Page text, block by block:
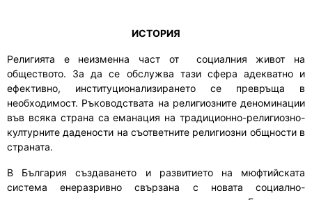
ИСТОРИЯ
Религията е неизменна част от социалния живот на
обществото.
За да се обслужва тази сфера адекватно и
ефективно, институционализирането се превръща в
необходимост. Ръководствата на религиозните деноминации
във всяка страна са еманация на традиционно-религиозно-
културните дадености на съответните религиозни общности в
страната.
В България създаването и развитието на мюфтийската
система енеразривно свързана с новата социално-